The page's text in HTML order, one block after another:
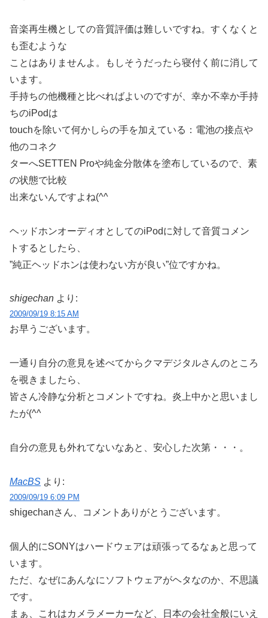
音楽再生機としての音質評価は難しいですね。すくなくと
も歪むような
ことはありませんよ。もしそうだったら寝付く前に消して
います。
手持ちの他機種と比べればよいのですが、幸か不幸か手持
ちのiPodは
touchを除いて何かしらの手を加えている：電池の接点や
他のコネク
ターへSETTEN Proや純金分散体を塗布しているので、素
の状態で比較
出来ないんですよね(^^ゞ
ヘッドホンオーディオとしてのiPodに対して音質コメン
トするとしたら、
”純正ヘッドホンは使わない方が良い”位ですかね。
shigechan より:
2009/09/19 8:15 AM
お早うございます。
一通り自分の意見を述べてからクマデジタルさんのところ
を覗きましたら、
皆さん冷静な分析とコメントですね。炎上中かと思いまし
たが(^^ゞ
自分の意見も外れてないなあと、安心した次第・・・。
MacBS より:
2009/09/19 6:09 PM
shigechanさん、コメントありがとうございます。
個人的にSONYはハードウェアは頑張ってるなぁと思って
います。
ただ、なぜにあんなにソフトウェアがヘタなのか、不思議
です。
まぁ、これはカメラメーカーなど、日本の会社全般にいえ